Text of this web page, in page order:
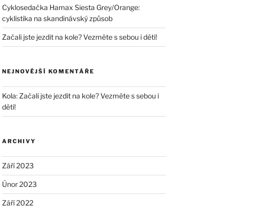
Cyklosedačka Hamax Siesta Grey/Orange:
cyklistika na skandinávský způsob
Začali jste jezdit na kole? Vezměte s sebou i děti!
NEJNOVĚJŠÍ KOMENTÁŘE
Kola: Začali jste jezdit na kole? Vezměte s sebou i
děti!
ARCHIVY
Září 2023
Únor 2023
Září 2022